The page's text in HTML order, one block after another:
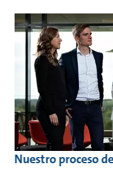
Nuestro proceso